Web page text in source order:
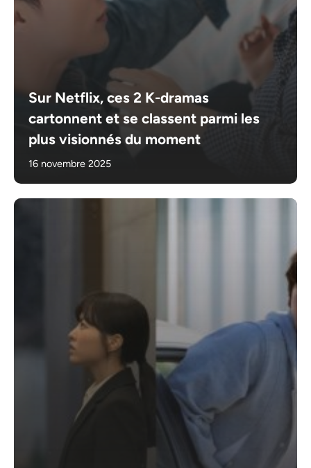
Sur Netflix, ces 2 K-dramas
cartonnent et se classent parmi les
plus visionnés du moment
16 novembre 2025